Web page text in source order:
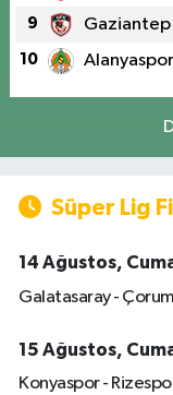
9 Gaziantep
10 Alanyaspor
Süper Lig
14 Ağustos,
Galatasaray -
15 Ağustos,
Konyaspor -